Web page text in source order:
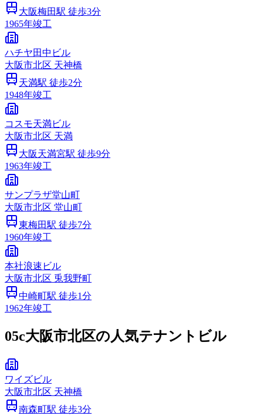
大阪梅田駅 徒歩3分
1965年竣工
ハチヤ田中ビル
大阪市北区 天神橋
天満駅 徒歩2分
1948年竣工
コスモ天満ビル
大阪市北区 天満
大阪天満宮駅 徒歩9分
1963年竣工
サンプラザ堂山町
大阪市北区 堂山町
東梅田駅 徒歩7分
1960年竣工
本社浪速ビル
大阪市北区 兎我野町
中崎町駅 徒歩1分
1962年竣工
05c大阪市北区の人気テナントビル
ワイズビル
大阪市北区 天神橋
南森町駅 徒歩3分